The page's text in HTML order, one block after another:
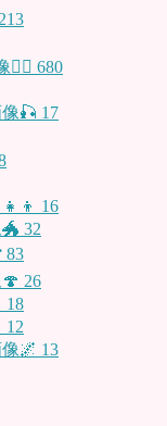
213
🧚‍♀️ 680
🎣 17
16
32
83
26
18
12
🌌 13